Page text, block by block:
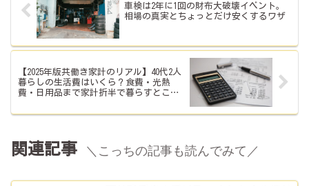
車検は2年に1回の財布大破壊イベント。
相場の真実とちょっとだけ安くするワザ
【2025年版共働き家計のリアル】40代2人
暮らしの生活費はいくら？食費・光熱
費・日用品まで家計折半で暮らすとこう
関連記事 ＼こっちの記事も読んでみて／